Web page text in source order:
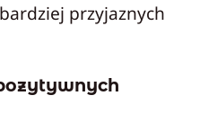
przyjaznych